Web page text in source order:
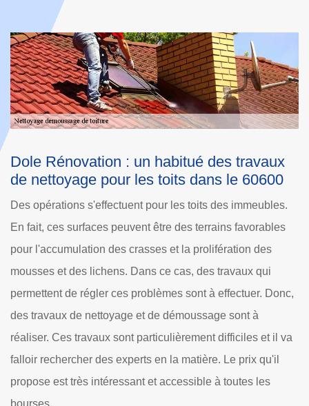
il va
Les déchets fréquemment rencontrés au
niveau de la toiture d'une habitation dans
ville de Nointel
Selon les explications de la société Dole Rénovation,
est habilitée à nettoyer la toiture d'une maison, plusieurs
déchets peuvent envahir la structure. Premièrement, les
plus fréquentes sont les mousses et les lichens. Ces
végétaux sont aptes à retenir une grande quantité d'eau
qui amènera à l'apparition des infiltrations d'eau et à la
perte progressive de l'étanchéité. Ensuite, il y a
les feuilles et les branches qui viennent des arbres se
trouvant aux alentours du toit.